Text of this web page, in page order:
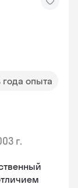
года опыта
г.